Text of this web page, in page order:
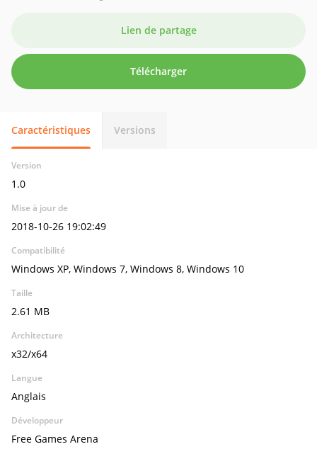
Lien de partage
Télécharger
Caractéristiques Versions
Version
1.0
Mise à jour de
2018-10-26 19:02:49
Compatibilité
Windows XP, Windows 7, Windows 8, Windows 10
Taille
2.61 MB
Architecture
x32/x64
Langue
Anglais
Développeur
Free Games Arena